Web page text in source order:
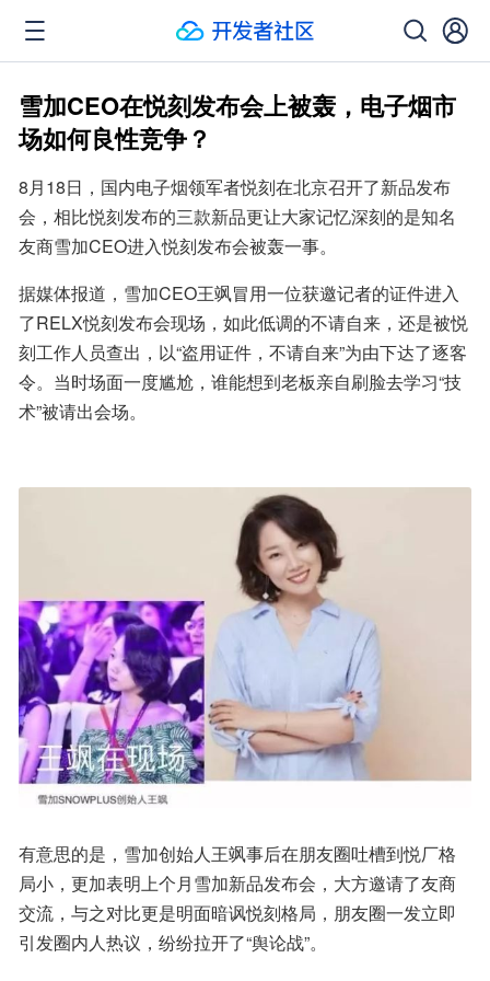
雪加CEO在悦刻发布会上被轰，电子烟市
场如何良性竞争？
8月18日，国内电子烟领军者悦刻在北京召开了新品发布
会，相比悦刻发布的三款新品更让大家记忆深刻的是知名
友商雪加CEO进入悦刻发布会被轰一事。
据媒体报道，雪加CEO王飒冒用一位获邀记者的证件进入
了RELX悦刻发布会现场，如此低调的不请自来，还是被悦
刻工作人员查出，以“盗用证件，不请自来”为由下达了逐客
令。当时场面一度尴尬，谁能想到老板亲自刷脸去学习“技
术”被请出会场。
有意思的是，雪加创始人王飒事后在朋友圈吐槽到悦厂格
局小，更加表明上个月雪加新品发布会，大方邀请了友商
交流，与之对比更是明面暗讽悦刻格局，朋友圈一发立即
引发圈内人热议，纷纷拉开了“舆论战”。